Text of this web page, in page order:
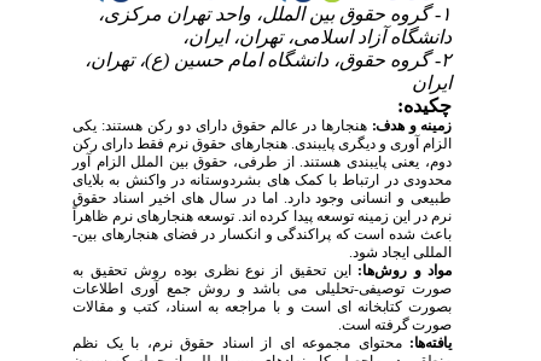
۱- گروه حقوق بین الملل، واحد تهران مرکزی،
دانشگاه آزاد اسلامی، تهران، ایران،
۲- گروه حقوق، دانشگاه امام حسین (ع)، تهران،
ایران
چکیده:
زمینه و هدف:هنجارها در عالم حقوق دارای دو رکن هستند: یکی
الزام­ آوری و دیگری پایبندی. هنجارهای حقوق ­نرم فقط دارای رکن
دوم، یعنی پایبندی هستند. از طرفی، حقوق بین ­الملل الزام ­آور
محدودی در ارتباط با کمک­ های بشردوستانه در واکنش به بلایای
طبیعی و انسانی وجود دارد. اما در سال­ های اخیر اسناد حقوق
نرم در این زمینه توسعه پیدا کرده ­اند. توسعه هنجارهای نرم ظاهراً
باعث شده است که پراکندگی و انکسار در فضای هنجارهای بین­
المللی ایجاد شود.
مواد و روش‌ها:این تحقیق از نوع نظری بوده ‌روش تحقیق به
صورت توصیفی-تحلیلی می‏ باشد و روش جمع ‏آوری اطلاعات
بصورت کتابخانه ‏ای است و با مراجعه به اسناد، کتب و مقالات
صورت گرفته است.
یافته‌ها:محتوای مجموعه­ ای از اسناد حقوق نرم، با یک نظم